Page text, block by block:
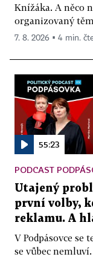
Knížáka. A něco
organizovaný
7. 8. 2026 ▪ 4 min.
55:23
PODCAST
Utajený
první volby,
reklamu. A
V Podpásovce
se vůbec